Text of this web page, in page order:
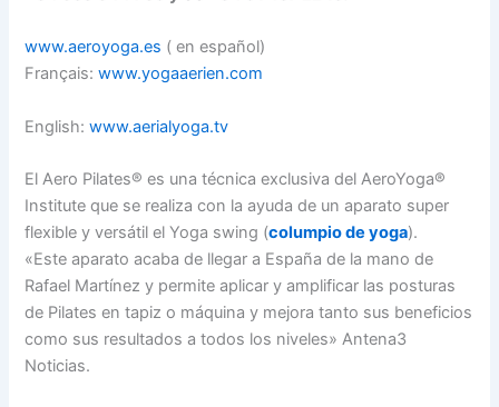
www.aeroyoga.es ( en español)
Français:www.yogaaerien.com
English:www.aerialyoga.tv
El Aero Pilates® es una técnica exclusiva del AeroYoga®
Institute que se realiza con la ayuda de un aparato super
flexible y versátil el Yoga swing (columpio de yoga).
«Este aparato acaba de llegar a España de la mano de
Rafael Martínez y permite aplicar y amplificar las posturas
de Pilates en tapiz o máquina y mejora tanto sus beneficios
como sus resultados a todos los niveles» Antena3
Noticias.